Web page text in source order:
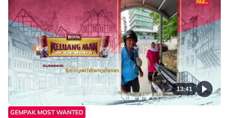
13:41
GEMPAK MOST WANTED